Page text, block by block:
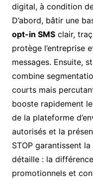
digital, à condition
D’abord, bâtir une
opt-in SMSclair,
protège l’entreprise
messages. Ensuite,
combine
courts mais
booste rapidement le
de la plateforme
autorisés et la
STOP garantissent la
détaille : la
promotionnels et